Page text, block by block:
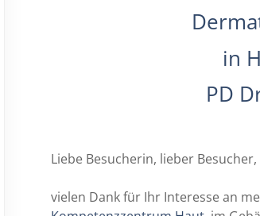
in
PD
Liebe Besucherin, lieber Besucher,
vielen Dank für Ihr Interesse an